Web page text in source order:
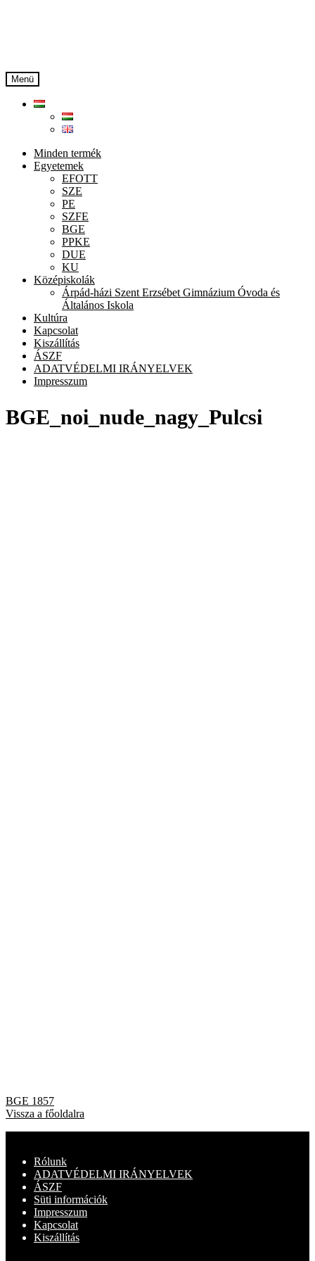
Menü
Minden termék
Egyetemek
EFOTT
SZE
PE
SZFE
BGE
PPKE
DUE
KU
Középiskolák
Árpád-házi Szent Erzsébet Gimnázium Óvoda és
Általános Iskola
Kultúra
Kapcsolat
Kiszállítás
ÁSZF
ADATVÉDELMI IRÁNYELVEK
Impresszum
BGE_noi_nude_nagy_Pulcsi
Bejegyzés
navigáció
Previous
post:
BGE 1857
Vissza a főoldalra
Rólunk
ADATVÉDELMI IRÁNYELVEK
ÁSZF
Süti információk
Impresszum
Kapcsolat
Kiszállítás